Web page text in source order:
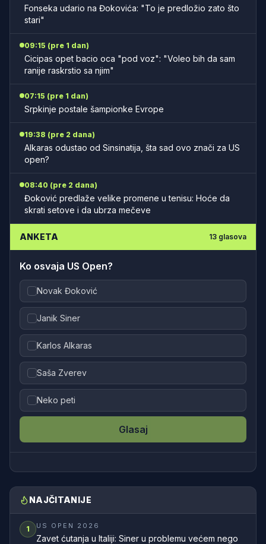
Fonseka udario na Đokovića: "To je predložio zato što
stari"
09:15 (pre 1 dan)
Cicipas opet bacio oca "pod voz": "Voleo bih da sam
ranije raskrstio sa njim"
07:15 (pre 1 dan)
Srpkinje postale šampionke Evrope
19:38 (pre 2 dana)
Alkaras odustao od Sinsinatija, šta sad ovo znači za US
open?
08:40 (pre 2 dana)
Đoković predlaže velike promene u tenisu: Hoće da
skrati setove i da ubrza mečeve
ANKETA 13 glasova
Ko osvaja US Open?
Novak Đoković
Janik Siner
Karlos Alkaras
Saša Zverev
Neko peti
Glasaj
NAJČITANIJE
1 US OPEN 2026
Zavet ćutanja u Italiji: Siner u problemu većem nego